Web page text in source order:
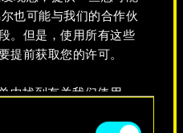
也可能与我们的合作伙
。但是，使用所有这些
提前获取您的许可。
中找到有关我们使用
们是
重锤
下定决心就绝不